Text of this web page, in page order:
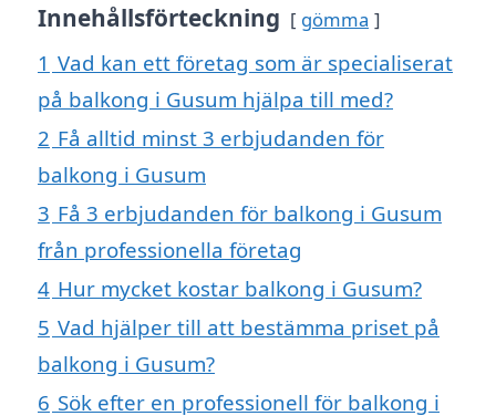
Innehållsförteckning gömma
1 Vad kan ett företag som är specialiserat
på balkong i Gusum hjälpa till med?
2 Få alltid minst 3 erbjudanden för
balkong i Gusum
3 Få 3 erbjudanden för balkong i Gusum
från professionella företag
4 Hur mycket kostar balkong i Gusum?
5 Vad hjälper till att bestämma priset på
balkong i Gusum?
6 Sök efter en professionell för balkong i